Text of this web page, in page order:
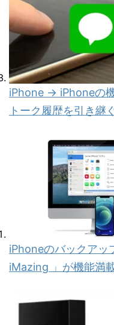
iPhone → iPhoneの
トーク履歴を引き継
iPhoneのバックアッ
iMazing 」が機能満